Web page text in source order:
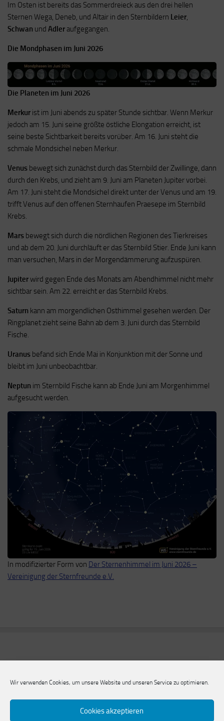
Wir verwenden Cookies, um unsere Website und unseren Service zu optimieren.
Cookies akzeptieren
Im Osten ist bereits das Sommerdreieck aus den drei hellen
Sternen Wega, Deneb, und Altair in den Sternbildern Leier,
Schwan und Adleraufgegangen.
Die Mondphasen im Juni 2026
Die Planeten im Juni 2026
Merkur ist im Juni abends zu später Stunde sichtbar. Wenn Merkur
jedoch am 15. Juni seine größte östliche Elongation erreicht, ist
seine beste Sichtbarkeit bereits vorüber. Am 16. Juni steht die
schmale Mondsichel neben Merkur.
Venus bewegt sich zunächst durch das Sternbild der Zwillinge, dann
durch den Krebs, und zieht am 9. Juni am Planeten Jupiter vorbei.
Am 17. Juni steht die Mondsichel direkt unter der Venus und am 19.
trifft Venus auf den offenen Sternhaufen Praesepe im Sternbild
Krebs.
Mars bewegt sich durch die nördlichen Regionen des Tierkreises
und ab dem 20. Juni durchläuft er das Sternbild Stier. Ende Juni kann
man versuchen, Mars in der Morgendämmerung aufzuspüren.
Jupiterwird gegen Ende des Monats am Abendhimmel nicht mehr
sichtbar sein. Am 22. erreicht er das Sternbild Krebs.
Saturn kann am morgendlichen Osthimmel gesehen werden. Der
Ringplanet zieht seine Bahn ab dem 3. Juni durch das Sternbild
Fische.
Uranus befand sich Ende Mai in Konjunktion mit der Sonne und
bleibt im Juni unbeobachtbar.
Neptun im Sternbild Fische kann ab Ende Juni am Morgenhimmel
aufgesucht werden.
In modifizierter Form von Der Sternenhimmel im Juni 2026 –
Vereinigung der Sternfreunde e.V.